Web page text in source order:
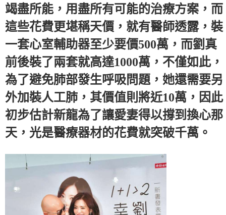
竭盡所能，用盡所有可能的治療方案，而
這些花費更堪稱天價，就有醫師透露，裝
一套心室輔助器至少要價500萬，而劉真
前後裝了兩套就高達1000萬，不僅如此，
為了避免肺部發生呼吸問題，她還需要另
外加裝人工肺，其價值則將近10萬，因此
初步估計新龍為了讓愛妻得以撐到換心那
天，光是醫療器材的花費就突破千萬。